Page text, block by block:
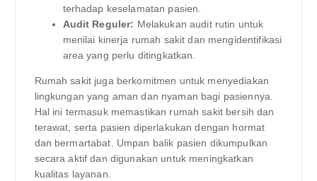
terhadap keselamatan pasien.
Audit Reguler: Melakukan audit rutin untuk
menilai kinerja rumah sakit dan mengidentifikasi
area yang perlu ditingkatkan.
Rumah sakit juga berkomitmen untuk menyediakan
lingkungan yang aman dan nyaman bagi pasiennya.
Hal ini termasuk memastikan rumah sakit bersih dan
terawat, serta pasien diperlakukan dengan hormat
dan bermartabat. Umpan balik pasien dikumpulkan
secara aktif dan digunakan untuk meningkatkan
kualitas layanan.